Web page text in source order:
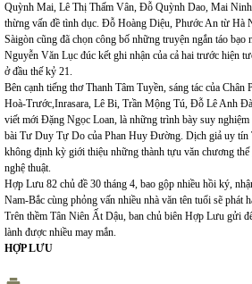
Quỳnh Mai, Lê Thị Thấm Vân, Đỗ Quỳnh Dao, Mai Ninh
thừng vấn đề tình dục. Đỗ Hoàng Diệu, Phước An từ
Sàigòn cũng đã chọn công bố những truyện ngắn táo bạo
Nguyễn Văn Lục đúc kết ghi nhận của cả hai trước hiện
ở đầu thế kỷ 21.
Bên cạnh tiếng thơ Thanh Tâm Tuyền, sáng tác của
Hoà-Trước,Inrasara, Lê Bi, Trần Mộng Tú, Đỗ Lê Anh
viết mới Đặng Ngọc Loan, là những trình bày suy
bài Tư Duy Tự Do của Phan Huy Đường. Dịch giả uy tín
không định kỳ giới thiệu những thành tựu văn chương
nghệ thuật.
Hợp Lưu 82 chủ đề 30 tháng 4, bao gộp nhiều hồi ký,
Nam-Bắc cùng phỏng vấn nhiều nhà văn tên tuổi sẽ phát
Trên thềm Tân Niên Ất Dậu, ban chủ biên Hợp Lưu gửi
lành được nhiều may mắn.
HỢP LƯU